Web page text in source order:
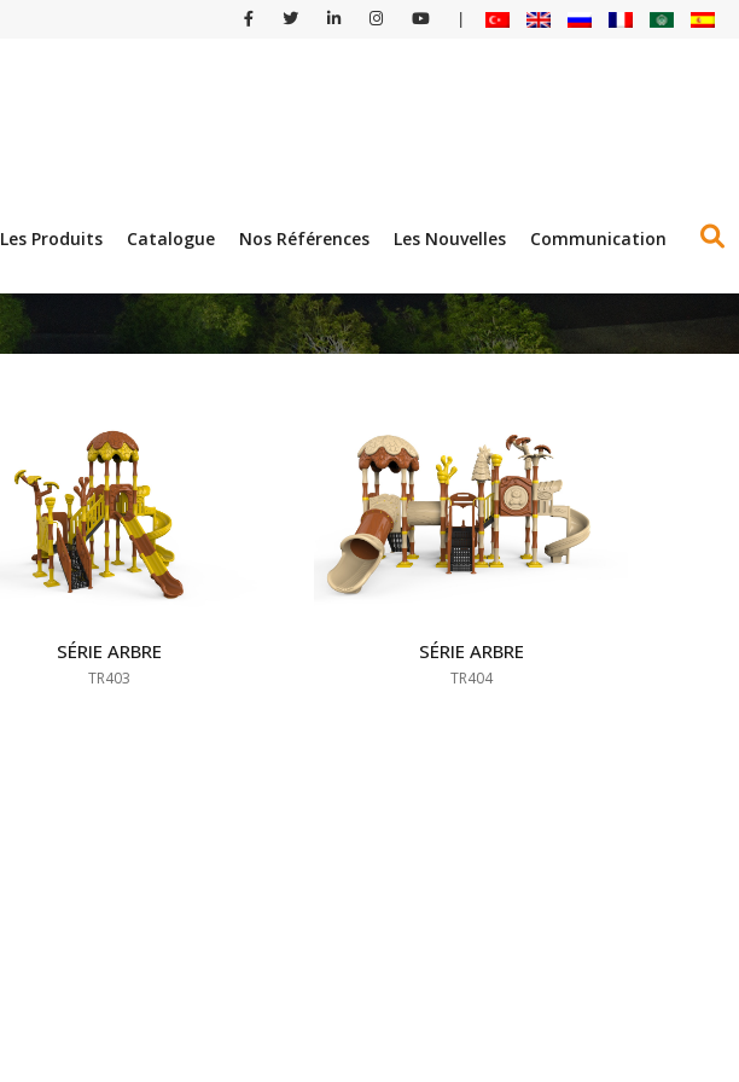
Les Produits Catalogue Nos Références Les Nouvelles Communication
SÉRIE ARBRE
TR403
SÉRIE ARBRE
TR404